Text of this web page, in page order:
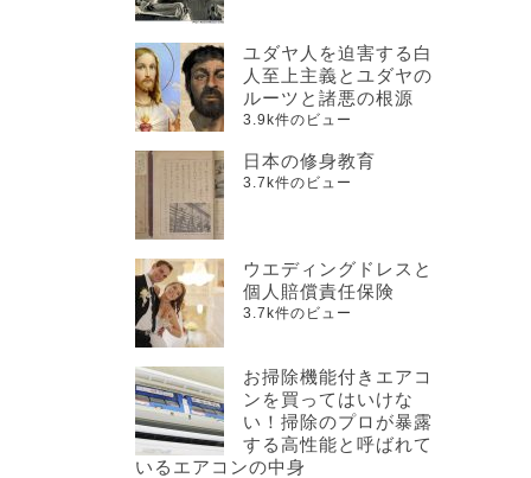
ユダヤ人を迫害する白
人至上主義とユダヤの
ルーツと諸悪の根源
3.9k件のビュー
日本の修身教育
3.7k件のビュー
ウエディングドレスと
個人賠償責任保険
3.7k件のビュー
お掃除機能付きエアコ
ンを買ってはいけな
い！掃除のプロが暴露
する高性能と呼ばれて
いるエアコンの中身